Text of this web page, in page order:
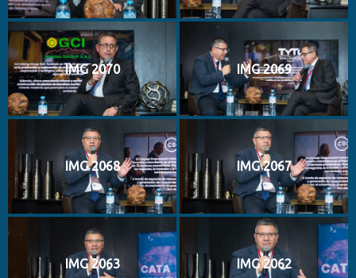
IMG 2070 IMG 2069
IMG 2068 IMG 2067
IMG 2063 IMG 2062